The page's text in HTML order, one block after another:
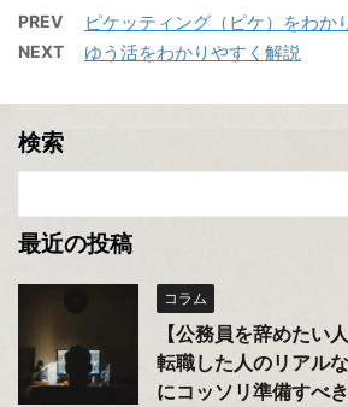
PREV ピケッティング（ピケ）をわか
NEXT ゆう活をわかりやすく解説
検索
最近の投稿
コラム
【公務員を辞めたい
転職した人のリアル
にコッソリ準備すべ